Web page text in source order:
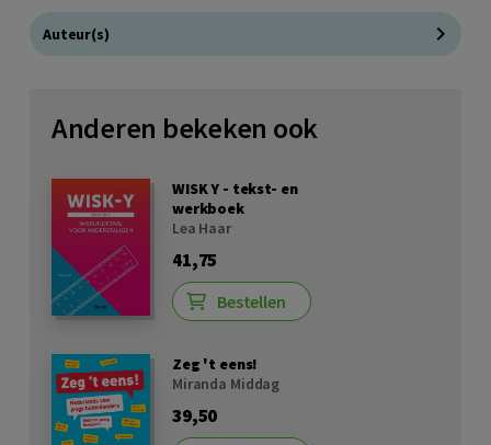
Auteur(s)
Anderen bekeken ook
WISK Y - tekst- en
werkboek
Lea Haar
41,75
Bestellen
Zeg 't eens!
Miranda Middag
39,50